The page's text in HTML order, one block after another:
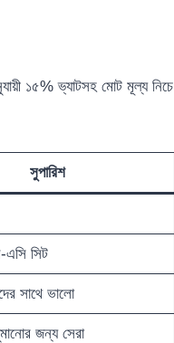
১৫% ভ্যাটসহ মোট মূল্য নিচে
সুপারিশ
সিট
সাথে ভালো
জন্য সেরা